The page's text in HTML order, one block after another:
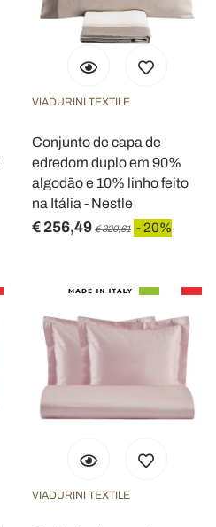
VIADURINI TEXTILE
Conjunto de capa de
edredom duplo em 90%
algodão e 10% linho feito
na Itália - Nestle
€ 256,49 € 320,61 - 20%
VIADURINI TEXTILE